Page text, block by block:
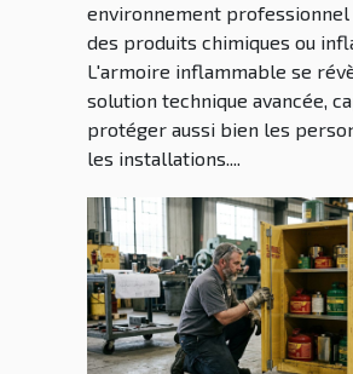
environnement
des produits chimiques ou
L'armoire inflammable se
solution technique avancée,
protéger aussi bien les
les installations....